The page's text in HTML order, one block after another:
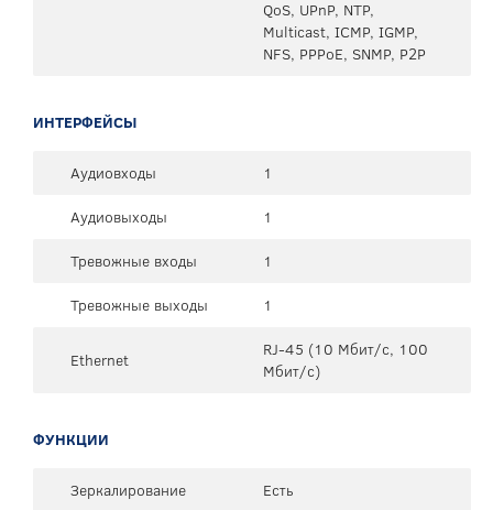
QoS, UPnP, NTP,
Multicast, ICMP, IGMP,
NFS, PPPoE, SNMP, P2P
ИНТЕРФЕЙСЫ
Аудиовходы
1
Аудиовыходы
1
Тревожные входы
1
Тревожные выходы
1
Ethernet
RJ-45 (10 Мбит/с, 100
Мбит/с)
ФУНКЦИИ
Зеркалирование
Есть